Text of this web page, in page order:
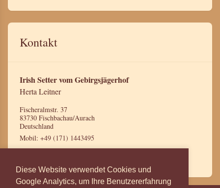
Diese Website verwendet Cookies und
Google Analytics, um Ihre Benutzererfahrung
Kontakt
Irish Setter vom Gebirgsjägerhof
Herta Leitner
Fischeralmstr. 37
83730 Fischbachau/Aurach
Deutschland
Mobil: +49 (171) 1443495